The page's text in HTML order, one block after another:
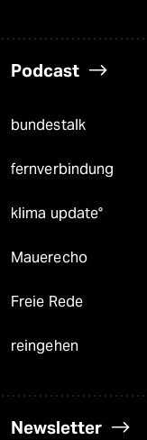
Podcast
bundestalk
fernverbindung
klima update°
Mauerecho
Freie Rede
reingehen
Newsletter